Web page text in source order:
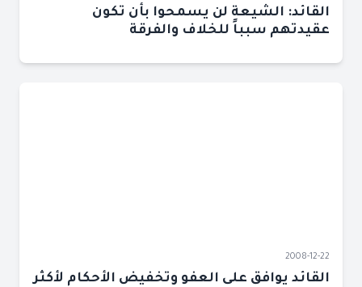
القائد: الشيعة لن يسمحوا بأن تكون
عقيدتهم سبباً للخلاف والفرقة
2008-12-22
القائد يوافق على العفو وتخفيض الأحكام لأكثر